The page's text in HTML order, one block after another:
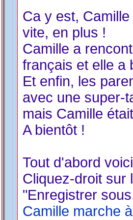
Ca y est,
vite, en plus !
Camille a
français et elle a
Et enfin, les
avec une super-
mais Camille
A bientôt !
Tout d'abord
Cliquez-droit sur
"Enregistrer
Camille marche